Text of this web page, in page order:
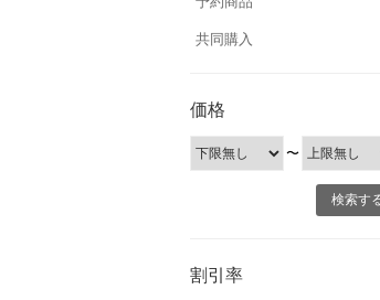
共同購入
価格
〜
割引率